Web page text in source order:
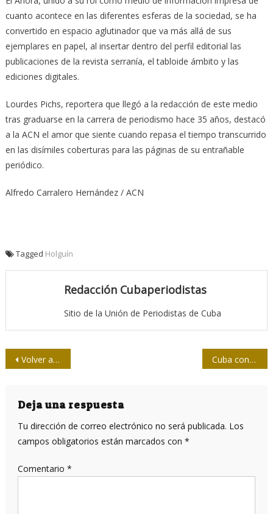
cuanto acontece en las diferentes esferas de la sociedad, se ha
convertido en espacio aglutinador que va más allá de sus
ejemplares en papel, al insertar dentro del perfil editorial las
publicaciones de la revista serranía, el tabloide ámbito y las
ediciones digitales.
Lourdes Pichs, reportera que llegó a la redacción de este medio
tras graduarse en la carrera de periodismo hace 35 años, destacó
a la ACN el amor que siente cuando repasa el tiempo transcurrido
en las disímiles coberturas para las páginas de su entrañable
periódico.
Alfredo Carralero Hernández / ACN
Tagged Holguín
Redacción Cubaperiodistas
Sitio de la Unión de Periodistas de Cuba
Navegación
entradas
Volver a leer “Patria” Cuba concluye Días Nacionales de la Defensa
Deja una respuesta
Tu dirección de correo electrónico no será publicada. Los
campos obligatorios están marcados con *
Comentario *